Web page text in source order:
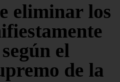
eliminar los
el
de la